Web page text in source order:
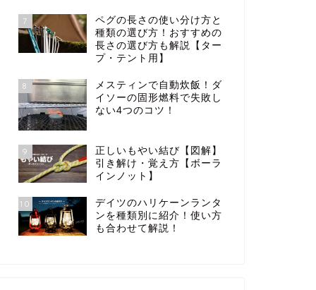
7
ペグの長さの使い分け方と
種類の選び方！おすすめの
長さの選び方も解説【ター
プ・テント用】
8
メスティンで自動炊飯！ダ
イソーの固形燃料で失敗し
ない4つのコツ！
9
正しいもやい結び【図解】
引き解け・覚え方【ボーラ
インノット】
10
デイツのハリケーンランタ
ンを種類別に紹介！使い方
も合わせて解説！